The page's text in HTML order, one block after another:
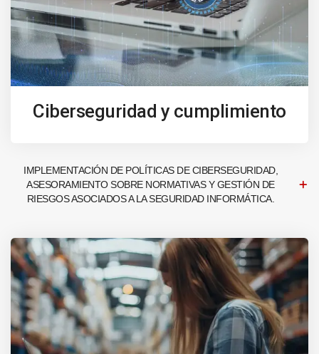
Ciberseguridad y cumplimiento
IMPLEMENTACIÓN DE POLÍTICAS DE CIBERSEGURIDAD,
ASESORAMIENTO SOBRE NORMATIVAS Y GESTIÓN DE
RIESGOS ASOCIADOS A LA SEGURIDAD INFORMÁTICA.